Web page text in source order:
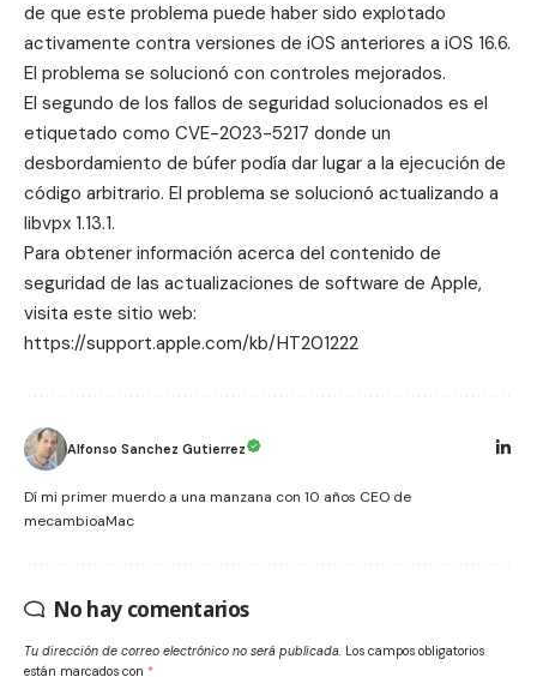
de que este problema puede haber sido explotado
activamente contra versiones de iOS anteriores a iOS 16.6.
El problema se solucionó con controles mejorados.
El segundo de los fallos de seguridad solucionados es el
etiquetado como CVE-2023-5217 donde un
desbordamiento de búfer podía dar lugar a la ejecución de
código arbitrario. El problema se solucionó actualizando a
libvpx 1.13.1.
Para obtener información acerca del contenido de
seguridad de las actualizaciones de software de Apple,
visita este sitio web:
https://support.apple.com/kb/HT201222
Alfonso Sanchez Gutierrez
Dí mi primer muerdo a una manzana con 10 años CEO de
mecambioaMac
No hay comentarios
Tu dirección de correo electrónico no será publicada. Los campos obligatorios
están marcados con *